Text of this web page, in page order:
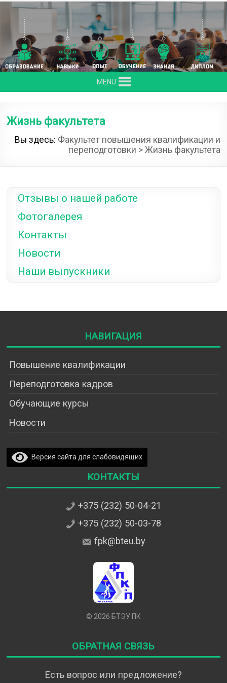
Skip
content
MENU
Жизнь факультета
Вы здесь: Факультет повышения квалификации и
переподготовки > Жизнь факультета
Отзывы о нашей работе
Фотогалерея
Контакты
Новости
Наши выпускники
Навигация
Повышение квалификации
Переподготовка кадров
Обучающие курсы
Новости
Версия сайта для слабовидящих
Контакты
+375 (232) 50-04-21
+375 (232) 50-03-78
fpk@bteu.by
© 2026 БТЭУ ПК
Обратная связь
Есть вопрос или предложение?